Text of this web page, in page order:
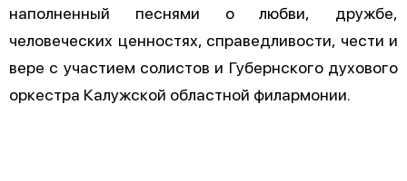
наполненный песнями о любви, дружбе,
человеческих ценностях, справедливости, чести и
вере с участием солистов и Губернского духового
оркестра Калужской областной филармонии.